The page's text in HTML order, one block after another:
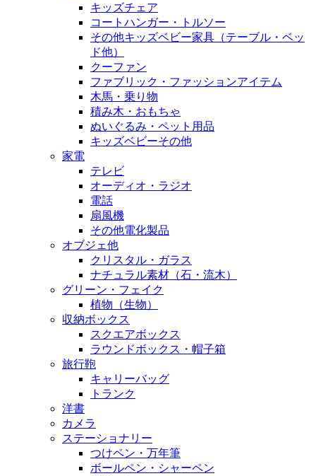
キッズチェア
コートハンガー・トルソー
その他キッズベビー家具（テーブル・ベッ
ド他）
クーファン
ファブリック・ファッションアイテム
木馬・乗り物
積み木・おもちゃ
ぬいぐるみ・ペット用品
キッズベビーその他
家電
テレビ
オーディオ・ラジオ
電話
扇風機
その他電化製品
オブジェ他
クリスタル・ガラス
ナチュラル素材（石・流木）
グリーン・フェイク
植物（生物）
収納ボックス
スクエアボックス
ラウンドボックス・帽子箱
旅行鞄
キャリーバッグ
トランク
洋書
カメラ
ステーショナリー
つけペン・万年筆
ボールペン・シャーペン